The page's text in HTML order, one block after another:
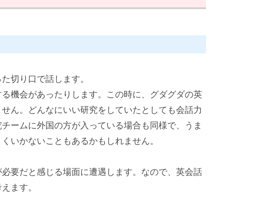
切り口で話します。
機会があったりします。この時に、グダグダの英
ん。どんなにいい研究をしていたとしても会話力
ームに外国の方が入っている場合も同様で、うま
いかないこともあるかもしれません。
要だと感じる場面に遭遇します。なので、英会話
ます。